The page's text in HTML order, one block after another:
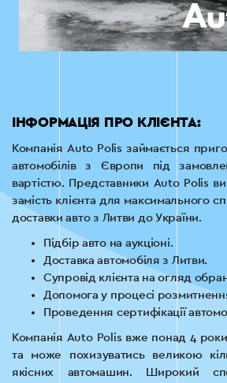
ІНФОРМАЦІЯ ПРО КЛІЄНТА:
Компанія Auto Polis займається
автомобілів з Європи під
вартістю. Представники Auto Polis
замість клієнта для максимального
доставки авто з Литви до України.
Підбір авто на аукціоні.
Доставка автомобіля з Литви.
Супровід клієнта на огляд
Допомога у процесі
Проведення сертифікації
Компанія Auto Polis вже понад 4
та може похизуватись великою
якісних автомашин. Широкий